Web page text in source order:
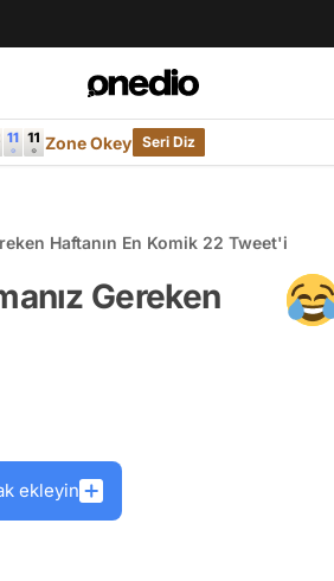
Zone Okey Seri Diz
Haftanın En Komik 22 Tweet'i
Gereken
ekleyin